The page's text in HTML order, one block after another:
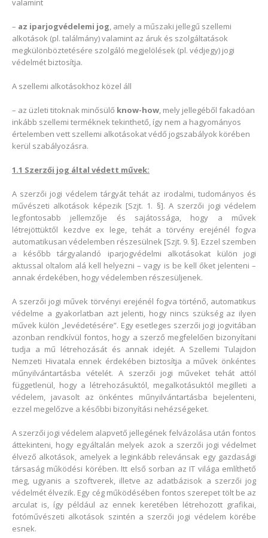
valamint
– az iparjogvédelemi jog, amely a műszaki jellegű szellemi
alkotások (pl. találmány) valamint az áruk és szolgáltatások
megkülönböztetésére szolgáló megjelölések (pl. védjegy) jogi
védelmét biztosítja.
A szellemi alkotásokhoz közel áll
– az üzleti titoknak minősülő know-how, mely jellegéből fakadóan
inkább szellemi terméknek tekinthető, így nem a hagyományos
értelemben vett szellemi alkotásokat védő jogszabályok körében
kerül szabályozásra.
1.1 Szerzői jog által védett művek:
A szerzői jogi védelem tárgyát tehát az irodalmi, tudományos és
művészeti alkotások képezik [Szjt. 1. §]. A szerzői jogi védelem
legfontosabb jellemzője és sajátossága, hogy a művek
létrejöttüktől kezdve ex lege, tehát a törvény erejénél fogva
automatikusan védelemben részesülnek [Szjt. 9. §]. Ezzel szemben
a később tárgyalandó iparjogvédelmi alkotásokat külön jogi
aktussal oltalom alá kell helyezni – vagy is be kell őket jelenteni –
annak érdekében, hogy védelemben részesüljenek.
A szerzői jogi művek törvényi erejénél fogva történő, automatikus
védelme a gyakorlatban azt jelenti, hogy nincs szükség az ilyen
művek külön „levédetésére”. Egy esetleges szerzői jogi jogvitában
azonban rendkívül fontos, hogy a szerző megfelelően bizonyítani
tudja a mű létrehozását és annak idejét. A Szellemi Tulajdon
Nemzeti Hivatala ennek érdekében biztosítja a művek önkéntes
műnyilvántartásba vételét. A szerzői jogi műveket tehát attól
függetlenül, hogy a létrehozásuktól, megalkotásuktól megilleti a
védelem, javasolt az önkéntes műnyilvántartásba bejelenteni,
ezzel megelőzve a későbbi bizonyítási nehézségeket.
A szerzői jogi védelem alapvető jellegének felvázolása után fontos
áttekinteni, hogy egyáltalán melyek azok a szerzői jogi védelmet
élvező alkotások, amelyek a leginkább relevánsak egy gazdasági
társaság működési körében. Itt első sorban az IT világa említhető
meg, ugyanis a szoftverek, illetve az adatbázisok a szerzői jog
védelmét élvezik. Egy cég működésében fontos szerepet tölt be az
arculat is, így például az ennek keretében létrehozott grafikai,
fotóművészeti alkotások szintén a szerzői jogi védelem körébe
esnek.